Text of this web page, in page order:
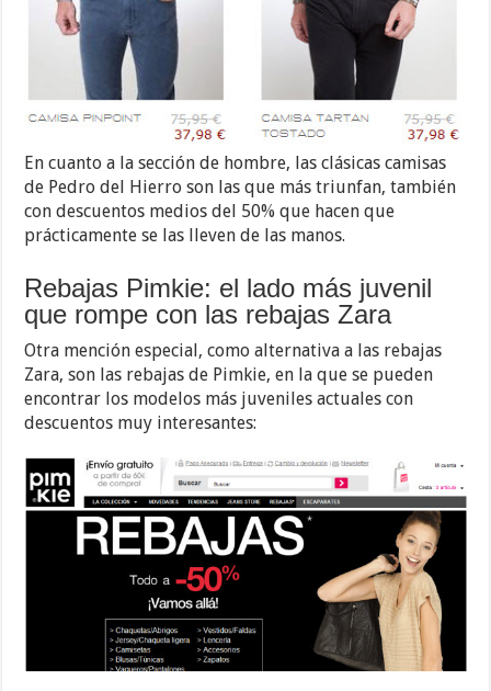
En cuanto a la sección de hombre, las clásicas camisas
de Pedro del Hierro son las que más triunfan, también
con descuentos medios del 50% que hacen que
prácticamente se las lleven de las manos.
Rebajas Pimkie: el lado más juvenil
que rompe con las rebajas Zara
Otra mención especial, como alternativa a las rebajas
Zara, son las rebajas de Pimkie, en la que se pueden
encontrar los modelos más juveniles actuales con
descuentos muy interesantes: